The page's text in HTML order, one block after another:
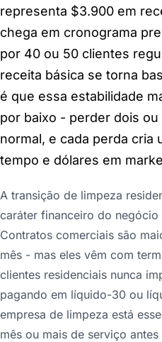
representa $3.900 em
chega em cronograma
por 40 ou 50 clientes
receita básica se torna
é que essa estabilidade
por baixo - perder dois
normal, e cada perda cria
tempo e dólares em
A transição de limpeza
caráter financeiro do
Contratos comerciais são
mês - mas eles vêm com
clientes residenciais nunca
pagando em líquido-30 ou
empresa de limpeza está
mês ou mais de serviço